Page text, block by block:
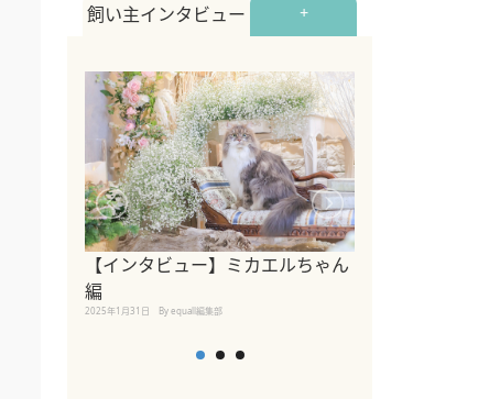
飼い主インタビュー +
【インタビュー】ミカエルちゃん
編
2025年1月31日 By equall編集部